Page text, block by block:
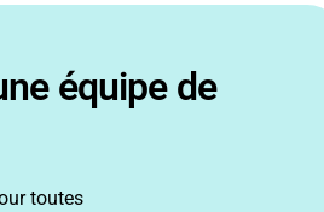
équipe de
toutes